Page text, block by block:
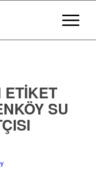
ETIKET
SU